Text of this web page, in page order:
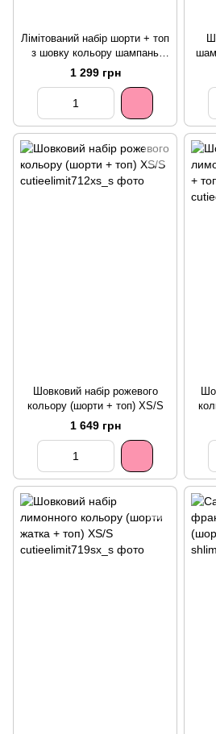
Лімітований набір шорти + топ
з шовку кольору шампань
XS/S
1 299 грн
Шовковий набір рожевого
кольору (шорти + топ) XS/S
1 649 грн